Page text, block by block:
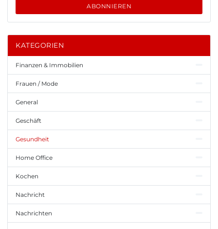
ABONNIEREN
KATEGORIEN
Finanzen & Immobilien
Frauen / Mode
General
Geschäft
Gesundheit
Home Office
Kochen
Nachricht
Nachrichten